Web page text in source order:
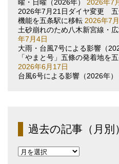
曜・日曜（2026年）
2026年7
2026年7月21日ダイヤ変更
機能を五条駅に移転 2026年7
土砂崩れのため八木新宮線・
年7月4日
大雨・台風7号による影響（
「やまと号」五條の発着地
2026年6月17日
台風6号による影響（2026年）
過去の記事（月別
過
去